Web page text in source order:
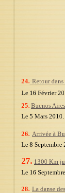
24. Retour
Le 16 Février
25. Buenos
Le 5 Mars 2010.
26. Arrivée à
Le 8 Septembre
27. 1300 Km
Le 16
28. La danse